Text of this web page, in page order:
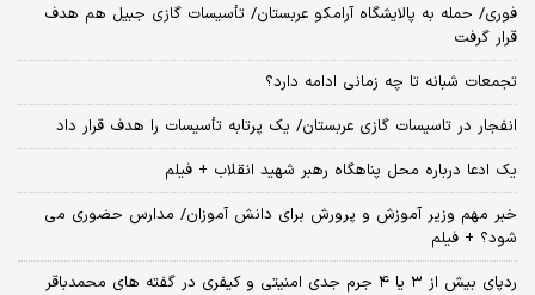
فوری/ حمله به پالایشگاه آرامکو عربستان/ تأسیسات گازی جبیل هم هدف
قرار گرفت
تجمعات شبانه تا چه زمانی ادامه دارد؟
انفجار در تاسیسات گازی عربستان/ یک پرتابه تأسیسات را هدف قرار داد
یک ادعا درباره محل پناهگاه‌ رهبر شهید انقلاب + فیلم
خبر مهم وزیر آموزش و پرورش برای دانش آموزان/ مدارس حضوری می
شود؟ + فیلم
ردپای بیش از ۳ یا ۴ جرم جدی امنیتی و کیفری در گفته های محمدباقر